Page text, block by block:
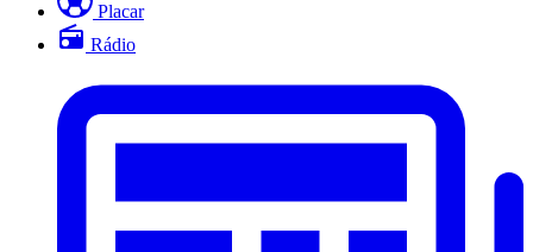
Placar
Rádio